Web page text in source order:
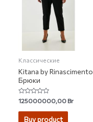
Классические
Kitana by Rinascimento
Брюки
Rated
0
out
125000000,00Br
Buy product